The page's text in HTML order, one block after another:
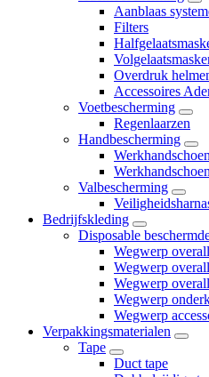
Aanblaas
Filters
Overdruk
Accessoires
Voetbescherming
Regenlaarzen
Handbescherming
Valbescherming
Bedrijfskleding
Disposable
Wegwerp
Wegwerp
Wegwerp
Wegwerp
Wegwerp
Verpakkingsmaterialen
Tape
Duct tape